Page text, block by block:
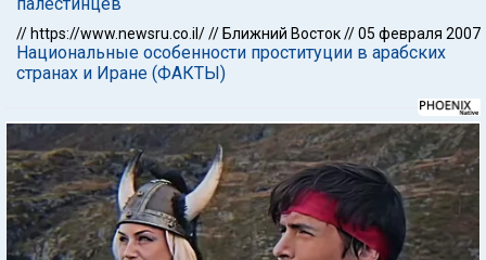
// https://www.newsru.co.il/// Ближний Восток//05 февраля 2007
Национальные особенности проституции в арабских
странах и Иране (ФАКТЫ)